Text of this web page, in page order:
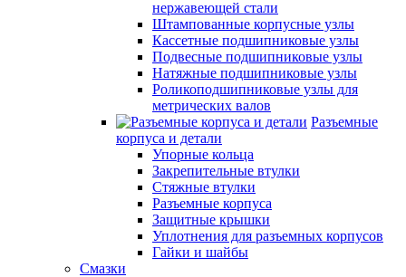
нержавеющей стали
Штампованные корпусные узлы
Кассетные подшипниковые узлы
Подвесные подшипниковые узлы
Натяжные подшипниковые узлы
Роликоподшипниковые узлы для
метрических валов
Разъемные
корпуса и детали
Упорные кольца
Закрепительные втулки
Стяжные втулки
Разъемные корпуса
Защитные крышки
Уплотнения для разъемных корпусов
Гайки и шайбы
Смазки